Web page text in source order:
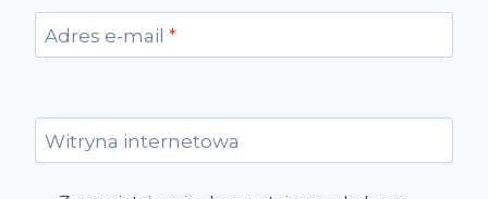
Adres e-mail *
Witryna internetowa